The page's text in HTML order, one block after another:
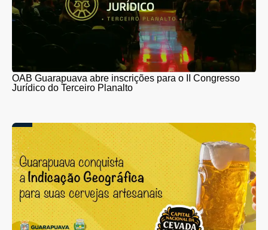
OAB Guarapuava abre inscrições para o II Congresso
Jurídico do Terceiro Planalto